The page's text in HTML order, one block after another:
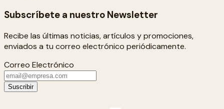
Subscríbete a nuestro Newsletter
Recibe las últimas noticias, artículos y promociones,
enviados a tu correo electrónico periódicamente.
Correo Electrónico
Suscribir